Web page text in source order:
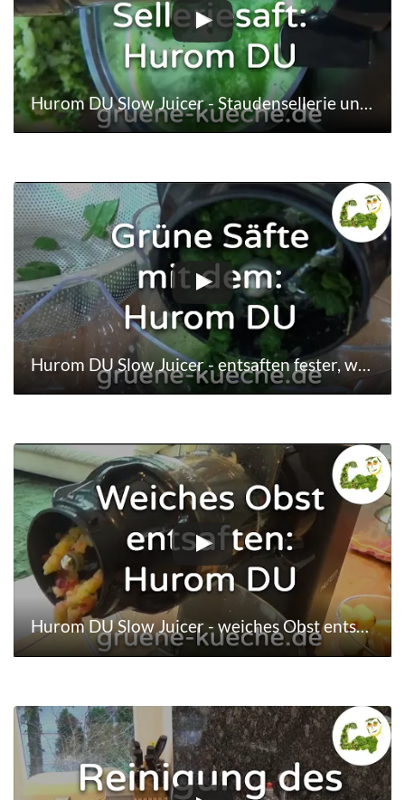
Hurom DU Slow Juicer - Staudensellerie und Gurken entsaften (Teil 2/6)
Hurom DU Slow Juicer - entsaften fester, weicher und blättriger Saftzutaten (Teil 3/6)
Hurom DU Slow Juicer - weiches Obst entsaften: Apfel, Orange und Zitrone (Teil 4/6)